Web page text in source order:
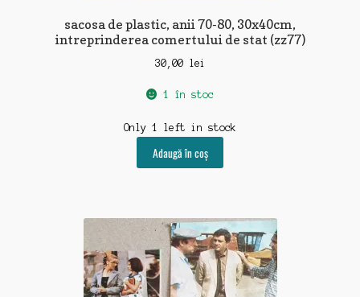
sacosa de plastic, anii 70-80, 30x40cm,
intreprinderea comertului de stat (zz77)
30,00 lei
1 în stoc
Only 1 left in stock
Adaugă în coș